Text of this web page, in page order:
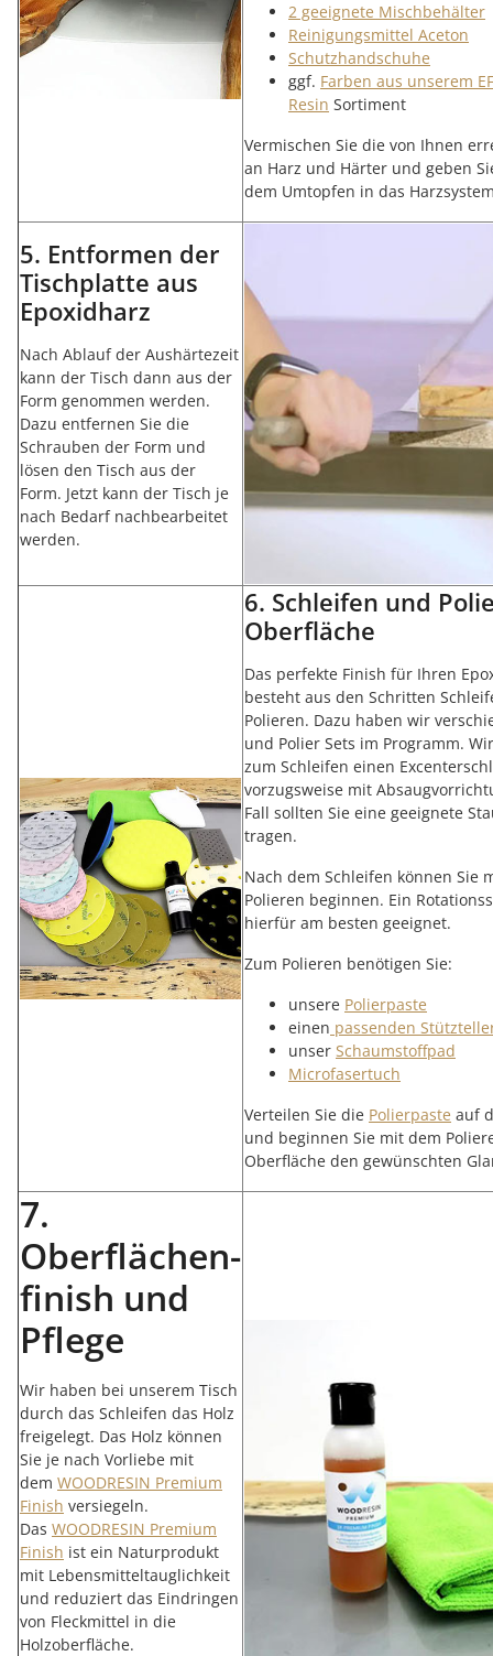
2 geeignete Mischbehälter
Reinigungsmittel Aceton
Schutzhandschuhe
ggf. Farben aus unserem
Resin Sortiment
Vermischen Sie die von Ihnen
an Harz und Härter und geben
dem Umtopfen in das
5. Entformen der
Tischplatte aus
Epoxidharz
Nach Ablauf der Aushärtezeit
kann der Tisch dann aus der
Form genommen werden.
Dazu entfernen Sie die
Schrauben der Form und
lösen den Tisch aus der
Form. Jetzt kann der Tisch je
nach Bedarf nachbearbeitet
werden.
6. Schleifen und
Oberfläche
Das perfekte Finish für Ihren
besteht aus den Schritten
Polieren. Dazu haben wir
und Polier Sets im Programm.
zum Schleifen einen
vorzugsweise mit
Fall sollten Sie eine geeignete
tragen.
Nach dem Schleifen können Sie
Polieren beginnen. Ein
hierfür am besten geeignet.
Zum Polieren benötigen Sie:
unsere Polierpaste
einen passenden
unser Schaumstoffpad
Microfasertuch
Verteilen Sie die Polierpaste auf
und beginnen Sie mit dem
Oberfläche den gewünschten
7.
Oberflächen­
finish und
Pflege
Wir haben bei unserem Tisch
durch das Schleifen das Holz
freigelegt. Das Holz können
Sie je nach Vorliebe mit
dem WOODRESIN Premium
Finish versiegeln.
Das WOODRESIN Premium
Finish ist ein Naturprodukt
mit Lebensmitteltauglichkeit
und reduziert das Eindringen
von Fleckmittel in die
Holzoberfläche.